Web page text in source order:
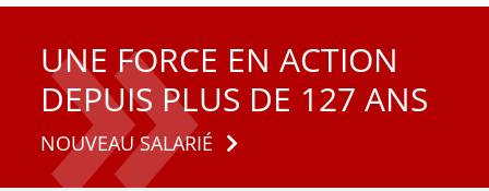
UNE FORCE EN ACTION
DEPUIS PLUS DE 127 ANS
NOUVEAU SALARIÉ